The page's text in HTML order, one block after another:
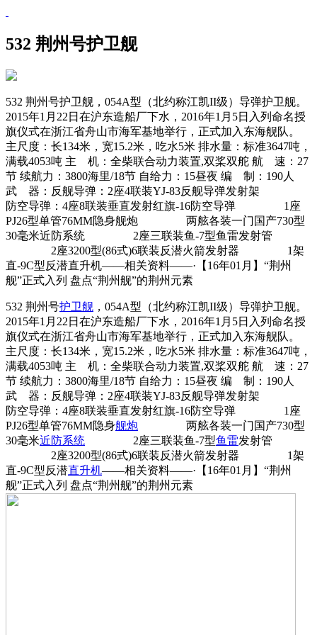
532 荆州号护卫舰
532 荆州号护卫舰，054A型（北约称江凯II级）导弹护卫舰。
2015年1月22日在沪东造船厂下水，2016年1月5日入列命名授
旗仪式在浙江省舟山市海军基地举行，正式加入东海舰队。
主尺度：长134米，宽15.2米，吃水5米 排水量：标准3647吨，
满载4053吨 主 机：全柴联合动力装置,双桨双舵 航 速：27
节 续航力：3800海里/18节 自给力：15昼夜 编 制：190人
武 器：反舰导弹：2座4联装YJ-83反舰导弹发射架
防空导弹：4座8联装垂直发射红旗-16防空导弹 1座
PJ26型单管76MM隐身舰炮 两舷各装一门国产730型
30毫米近防系统 2座三联装鱼-7型鱼雷发射管
2座3200型(86式)6联装反潜火箭发射器 1架
直-9C型反潜直升机——相关资料——·【16年01月】“荆州
舰”正式入列 盘点“荆州舰”的荆州元素
532 荆州号护卫舰 ，054A型（北约称江凯II级）导弹护卫舰。
2015年1月22日在沪东造船厂下水，2016年1月5日入列命名授
旗仪式在浙江省舟山市海军基地举行，正式加入东海舰队。
主尺度：长134米，宽15.2米，吃水5米 排水量：标准3647吨，
满载4053吨 主 机：全柴联合动力装置,双桨双舵 航 速：27
节 续航力：3800海里/18节 自给力：15昼夜 编 制：190人
武 器：反舰导弹：2座4联装YJ-83反舰导弹发射架
防空导弹：4座8联装垂直发射红旗-16防空导弹 1座
PJ26型单管76MM隐身舰炮 两舷各装一门国产730型
30毫米近防系统 2座三联装鱼-7型鱼雷发射管
2座3200型(86式)6联装反潜火箭发射器 1架
直-9C型反潜直升机——相关资料——·【16年01月】“荆州
舰”正式入列 盘点“荆州舰”的荆州元素